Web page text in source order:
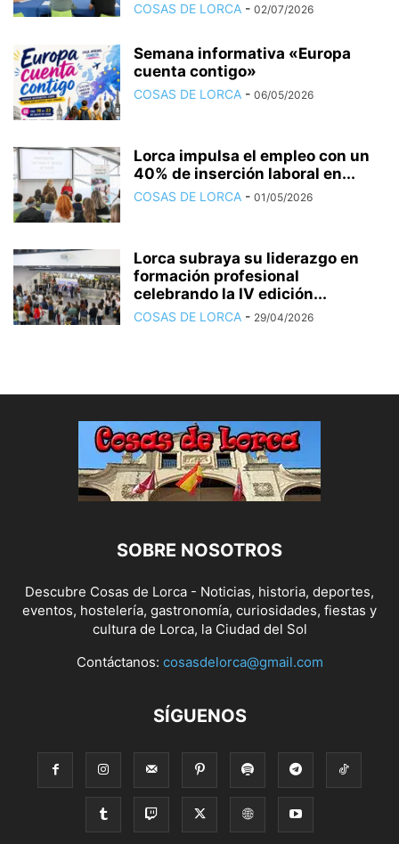
COSAS DE LORCA - 02/07/2026
Semana informativa «Europa
cuenta contigo»
COSAS DE LORCA - 06/05/2026
Lorca impulsa el empleo con un
40% de inserción laboral en...
COSAS DE LORCA - 01/05/2026
Lorca subraya su liderazgo en
formación profesional
celebrando la IV edición...
COSAS DE LORCA - 29/04/2026
SOBRE NOSOTROS
Descubre Cosas de Lorca - Noticias, historia, deportes,
eventos, hostelería, gastronomía, curiosidades, fiestas y
cultura de Lorca, la Ciudad del Sol
Contáctanos: cosasdelorca@gmail.com
SÍGUENOS